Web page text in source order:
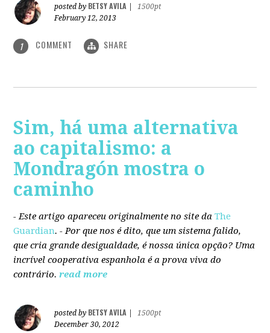
posted by BETSY AVILA
1500pt
February 12, 2013
1 COMMENT SHARE
Sim, há uma alternativa
ao capitalismo: a
Mondragón mostra o
caminho
- Este artigo apareceu originalmente no site daThe
Guardian. - Por que nos é dito, que um sistema falido,
que cria grande desigualdade, é nossa única opção? Uma
incrível cooperativa espanhola é a prova viva do
contrário. read more
posted by BETSY AVILA
1500pt
December 30, 2012